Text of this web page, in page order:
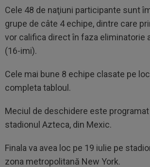
Cele 48 de naţiuni participante sunt
grupe de câte 4 echipe, dintre care
vor califica direct în faza eliminatorie
(16-imi).
Cele mai bune 8 echipe clasate pe
completa tabloul.
Meciul de deschidere este programat
stadionul Azteca, din Mexic.
Finala va avea loc pe 19 iulie pe
zona metropolitană New York.